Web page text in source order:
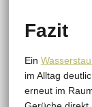
Fazit
Ein
im Alltag
erneut im